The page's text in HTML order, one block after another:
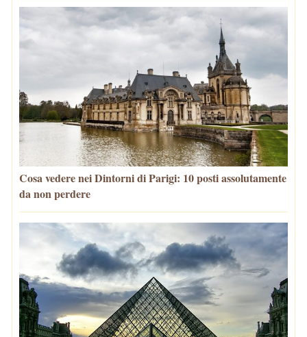
Cosa vedere nei Dintorni di Parigi: 10 posti assolutamente
da non perdere